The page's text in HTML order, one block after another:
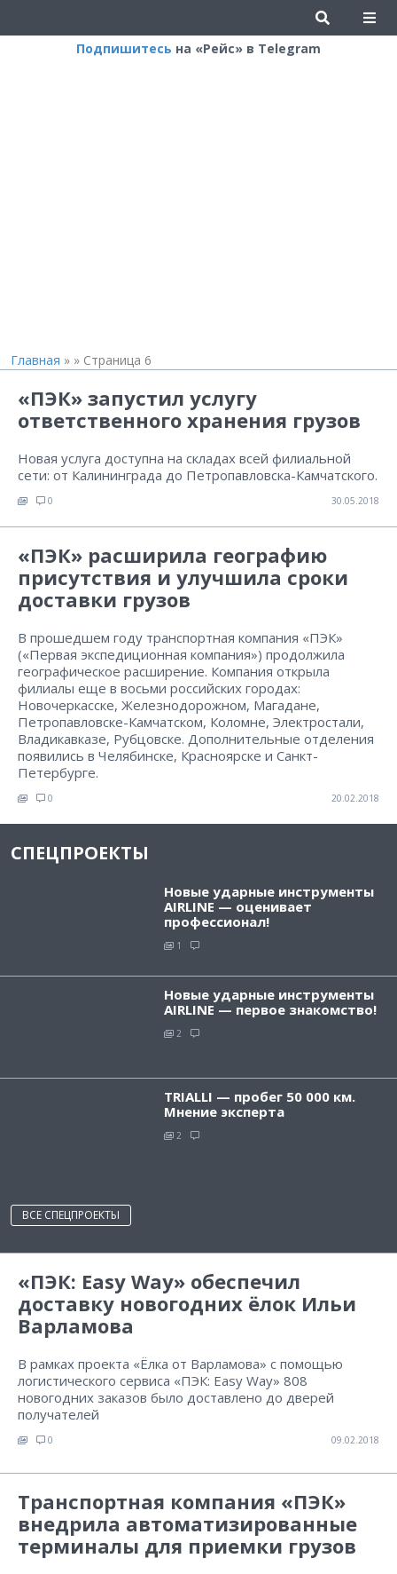
Подпишитесь на «Рейс» в Telegram
Главная » » Страница 6
«ПЭК» запустил услугу
ответственного хранения грузов
Новая услуга доступна на складах всей филиальной
сети: от Калининграда до Петропавловска-Камчатского.
0 30.05.2018
«ПЭК» расширила географию
присутствия и улучшила сроки
доставки грузов
В прошедшем году транспортная компания «ПЭК»
(«Первая экспедиционная компания») продолжила
географическое расширение. Компания открыла
филиалы еще в восьми российских городах:
Новочеркасске, Железнодорожном, Магадане,
Петропавловске-Камчатском, Коломне, Электростали,
Владикавказе, Рубцовске. Дополнительные отделения
появились в Челябинске, Красноярске и Санкт-
Петербурге.
0 20.02.2018
СПЕЦПРОЕКТЫ
Новые ударные инструменты
AIRLINE — оценивает
профессионал!
1
Новые ударные инструменты
AIRLINE — первое знакомство!
2
TRIALLI — пробег 50 000 км.
Мнение эксперта
2
ВСЕ СПЕЦПРОЕКТЫ
«ПЭК: Easy Way» обеспечил
доставку новогодних ёлок Ильи
Варламова
В рамках проекта «Ёлка от Варламова» с помощью
логистического сервиса «ПЭК: Easy Way» 808
новогодних заказов было доставлено до дверей
получателей
0 09.02.2018
Транспортная компания «ПЭК»
внедрила автоматизированные
терминалы для приемки грузов